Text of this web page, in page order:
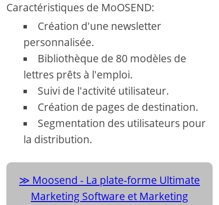
Caractéristiques de MoOSEND:
Création d'une newsletter
personnalisée.
Bibliothèque de 80 modèles de
lettres prêts à l'emploi.
Suivi de l'activité utilisateur.
Création de pages de destination.
Segmentation des utilisateurs pour
la distribution.
Moosend - La plate-forme Ultimate
Marketing Software et Marketing